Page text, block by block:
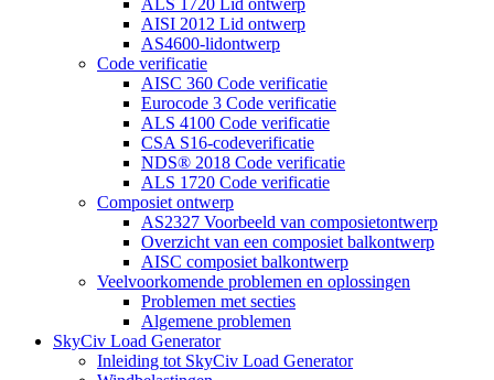
ALS 1720 Lid ontwerp
AISI 2012 Lid ontwerp
AS4600-lidontwerp
Code verificatie
AISC 360 Code verificatie
Eurocode 3 Code verificatie
ALS 4100 Code verificatie
CSA S16-codeverificatie
NDS® 2018 Code verificatie
ALS 1720 Code verificatie
Composiet ontwerp
AS2327 Voorbeeld van composietontwerp
Overzicht van een composiet balkontwerp
AISC composiet balkontwerp
Veelvoorkomende problemen en oplossingen
Problemen met secties
Algemene problemen
SkyCiv Load Generator
Inleiding tot SkyCiv Load Generator